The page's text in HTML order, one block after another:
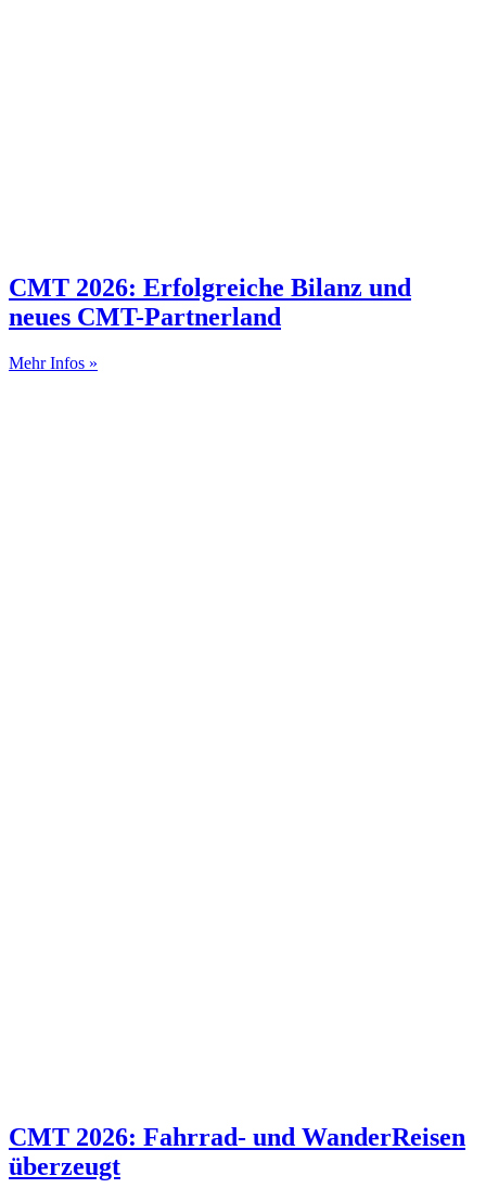
CMT 2026: Erfolgreiche Bilanz und
neues CMT-Partnerland
Mehr Infos »
CMT 2026: Fahrrad- und WanderReisen
überzeugt